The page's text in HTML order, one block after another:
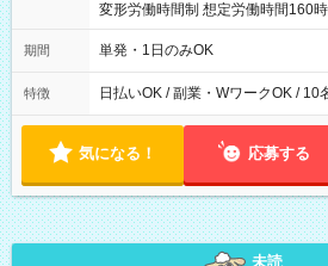
変形労働時間制 想定労働時間160時間/月 【シフト例
00～20：00
期間 単発・1日のみOK
特徴 日払いOK / 副業・WワークOK / 10
気になる！ 応募する
未読